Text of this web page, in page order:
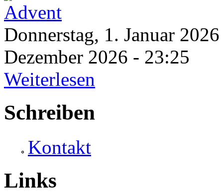
Donnerstag, 1. Januar
Dezember 2026 - 23:25
Weiterlesen
Schreiben
Kontakt
Links